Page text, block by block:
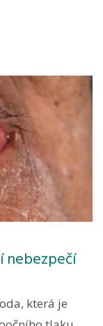
nebezpečí
která je